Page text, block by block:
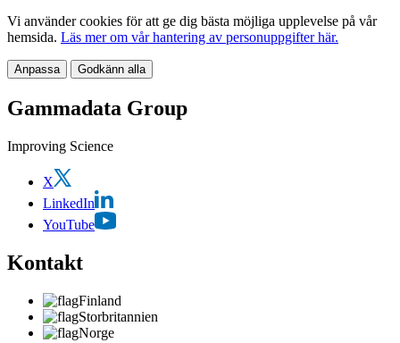
Vi använder cookies för att ge dig bästa möjliga upplevelse på vår
hemsida. Läs mer om vår hantering av personuppgifter här.
Anpassa Godkänn alla
Gammadata Group
Improving Science
X
LinkedIn
YouTube
Kontakt
Finland
Storbritannien
Norge